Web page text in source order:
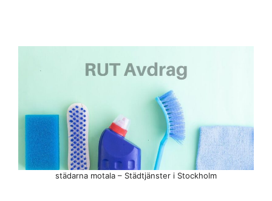
städarna motala – Städtjänster i Stockholm